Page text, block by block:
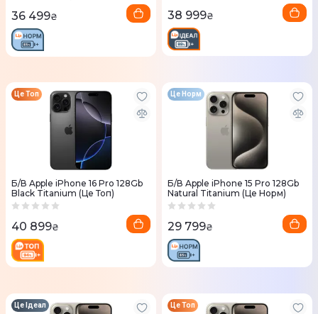
36 499₴ 38 999₴
Б/В Apple iPhone 16 Pro 128Gb
Black Titanium (Це Топ)
Це Топ
40 899₴
Б/В Apple iPhone 15 Pro 128Gb
Natural Titanium (Це Норм)
Це Норм
29 799₴
Це Ідеал Це Топ